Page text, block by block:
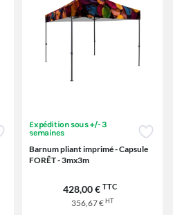
Expédition sous +/- 3
semaines
Barnum pliant imprimé - Capsule
FORÊT - 3mx3m
428,00 € TTC
356,67 €HT